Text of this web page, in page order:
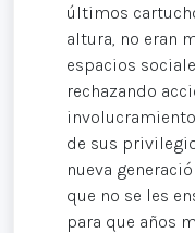
últimos
altura, no eran
espacios
rechazando
de sus
nueva
que no se les
para que años